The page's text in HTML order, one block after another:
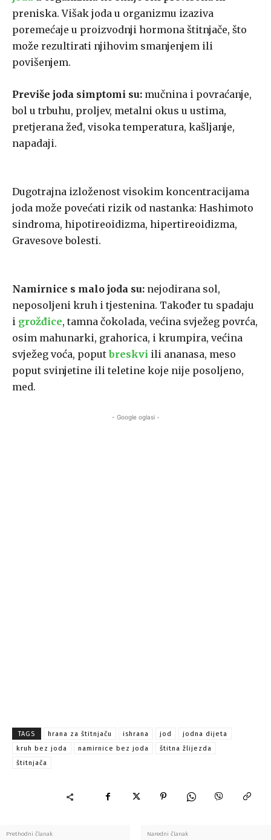
preniska. Višak joda u organizmu izaziva
poremećaje u proizvodnji hormona štitnjače, što
može rezultirati njihovim smanjenjem ili
povišenjem.
Previše joda simptomi su: mučnina i povraćanje,
bol u trbuhu, proljev, metalni okus u ustima,
pretjerana žeđ, visoka temperatura, kašljanje,
napadaji.
Dugotrajna izloženost visokim koncentracijama
joda može povećati rizik od nastanka: Hashimoto
sindroma, hipotireoidizma, hipertireoidizma,
Gravesove bolesti.
Namirnice s malo joda su: nejodirana sol,
neposoljeni kruh i tjestenina. Također tu spadaju
i grožđice, tamna čokolada, većina svježeg povrća,
osim mahunarki, grahorica, i krumpira, većina
svježeg voća, poput breskvi ili ananasa, meso
poput svinjetine ili teletine koje nije posoljeno,
med.
- Google oglasi -
TAGS hrana za štitnjaču ishrana jod
jodna dijeta
kruh bez joda
namirnice bez joda
štitna žlijezda
štitnjača
Prethodni članak Naredni članak